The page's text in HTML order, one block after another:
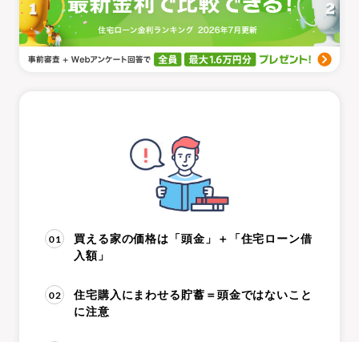
01
買える家の価格は「頭金」＋「住宅ローン借
入額」
02
住宅購入にまわせる貯蓄＝頭金ではないこと
に注意